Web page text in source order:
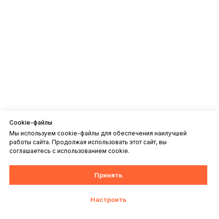
Cookie-файлы
Мы используем cookie-файлы для обеспечения наилучшей
работы сайта. Продолжая использовать этот сайт, вы
соглашаетесь с использованием cookie.
Принять
Настроить